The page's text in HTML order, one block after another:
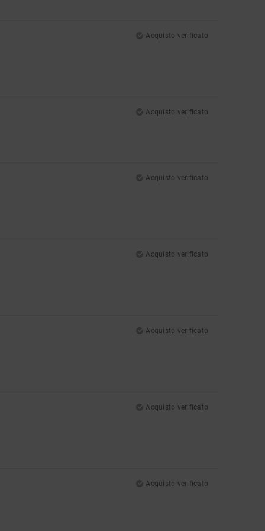
Acquisto verificato
Acquisto verificato
Acquisto verificato
Acquisto verificato
Acquisto verificato
Acquisto verificato
Acquisto verificato